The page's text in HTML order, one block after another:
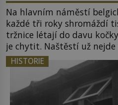
Na hlavním náměstí
každé tři roky shromáždí
tržnice létají do davu
je chytit. Naštěstí už
jenom o plyšové
Tato veselá podívaná
nejpodivnějších a
HISTORIE